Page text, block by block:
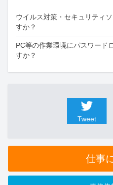
ウイルス対策・セキュリティ
すか？
PC等の作業環境にパスワード
すか？
Tweet
仕事